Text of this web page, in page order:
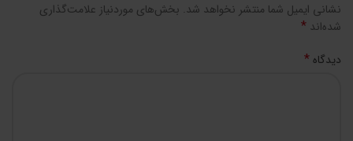
نشانی ایمیل شما منتشر نخواهد شد. بخش‌های موردنیاز علامت‌گذاری
شده‌اند *
دیدگاه*